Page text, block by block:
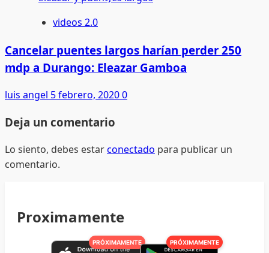
videos 2.0
Cancelar puentes largos harían perder 250
mdp a Durango: Eleazar Gamboa
luis angel 5 febrero, 20200
Deja un comentario
Lo siento, debes estarconectado para publicar un
comentario.
Proximamente
PRÓXIMAMENTE PRÓXIMAMENTE